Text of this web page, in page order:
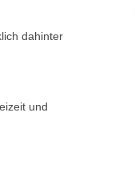
dahinter
und